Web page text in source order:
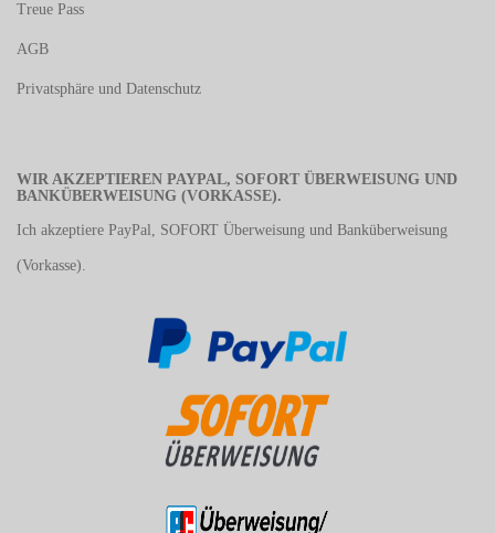
Treue Pass
AGB
Privatsphäre und Datenschutz
WIR AKZEPTIEREN PAYPAL, SOFORT ÜBERWEISUNG UND
BANKÜBERWEISUNG (VORKASSE).
Ich akzeptiere PayPal, SOFORT Überweisung und Banküberweisung
(Vorkasse).